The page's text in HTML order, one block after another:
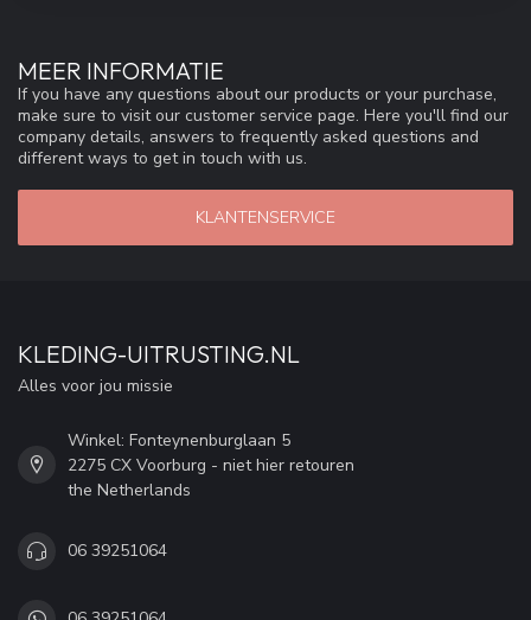
MEER INFORMATIE
If you have any questions about our products or your purchase,
make sure to visit our customer service page. Here you'll find our
company details, answers to frequently asked questions and
different ways to get in touch with us.
KLANTENSERVICE
KLEDING-UITRUSTING.NL
Alles voor jou missie
Winkel: Fonteynenburglaan 5
2275 CX Voorburg - niet hier retouren
the Netherlands
06 39251064